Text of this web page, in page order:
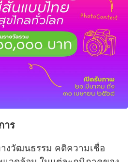
าร
งวัฒนธรรม คติความเชื่อ